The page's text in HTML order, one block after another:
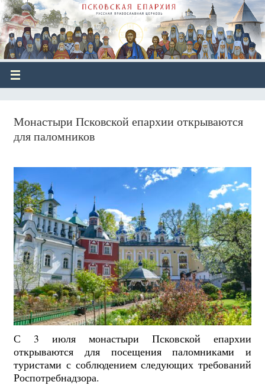
Монастыри Псковской епархии открываются
для паломников
С 3 июля монастыри Псковской епархии
открываются для посещения паломниками и
туристами с соблюдением следующих требований
Роспотребнадзора.